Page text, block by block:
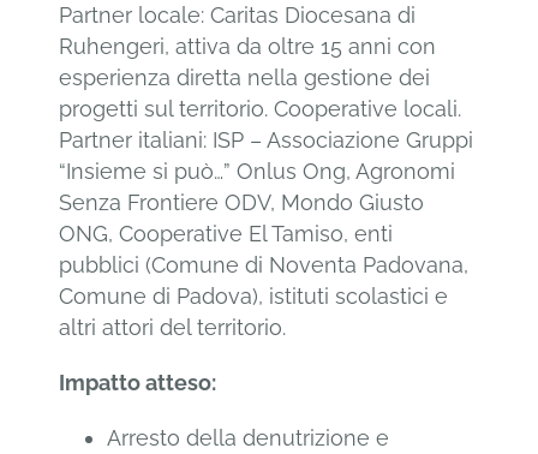
Partner locale: Caritas Diocesana di
Ruhengeri, attiva da oltre 15 anni con
esperienza diretta nella gestione dei
progetti sul territorio. Cooperative locali.
Partner italiani: ISP – Associazione Gruppi
“Insieme si può…” Onlus Ong, Agronomi
Senza Frontiere ODV, Mondo Giusto
ONG, Cooperative El Tamiso, enti
pubblici (Comune di Noventa Padovana,
Comune di Padova), istituti scolastici e
altri attori del territorio.
Impatto atteso:
Arresto della denutrizione e